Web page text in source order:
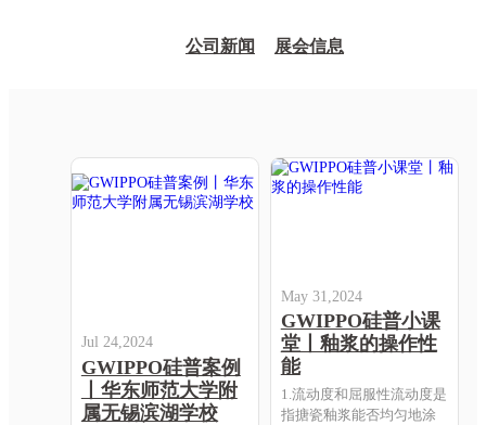
公司新闻 展会信息
Jul 24,2024
GWIPPO硅普案例
丨华东师范大学附
属无锡滨湖学校
May 31,2024
GWIPPO硅普小课
堂丨釉浆的操作性
能
1.流动度和屈服性流动度是
指搪瓷釉浆能否均匀地涂